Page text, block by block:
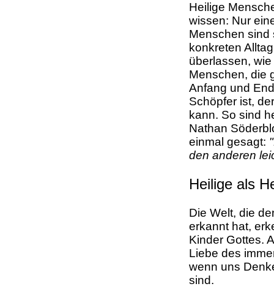
Heilige
wissen: Nur
Menschen sind
konkreten
überlassen,
Menschen, die
Anfang und
Schöpfer ist,
kann. So sind
Nathan
einmal gesagt:
den anderen
Heilige als
Die Welt, die
erkannt hat,
Kinder Gottes.
Liebe des
wenn uns
sind.